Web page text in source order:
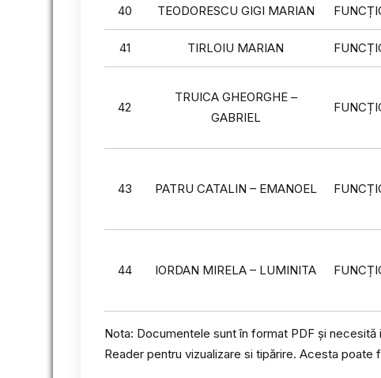
40 TEODORESCU GIGI MARIAN
41 TIRLOIU MARIAN
42
TRUICA GHEORGHE –
GABRIEL
43 PATRU CATALIN – EMANOEL
44 IORDAN MIRELA – LUMINITA
Nota: Documentele sunt în format PDF și
Reader pentru vizualizare si tipărire. Acesta poate